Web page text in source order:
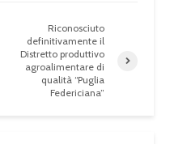
Riconosciuto
definitivamente il
Distretto produttivo
agroalimentare di
qualità “Puglia
Federiciana”